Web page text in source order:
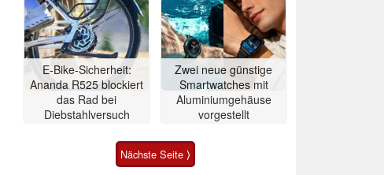
internationalen
Märkten
E-Bike-Sicherheit:
Ananda R525 blockiert
das Rad bei
Diebstahlversuch
Zwei neue günstige
Smartwatches mit
Aluminiumgehäuse
vorgestellt
Nächste Seite ⟩